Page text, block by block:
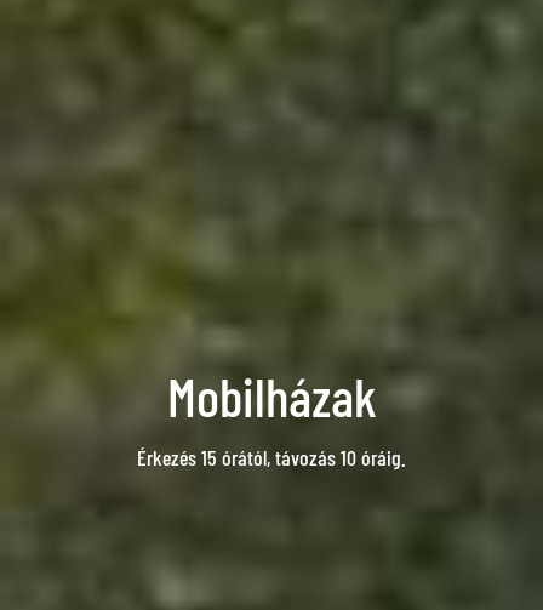
Mobilházak
Érkezés 15 órától, távozás 10 óráig.